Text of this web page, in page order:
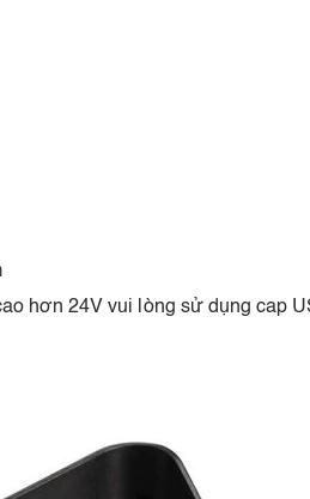
hơn 24V vui lòng sử dụng cap